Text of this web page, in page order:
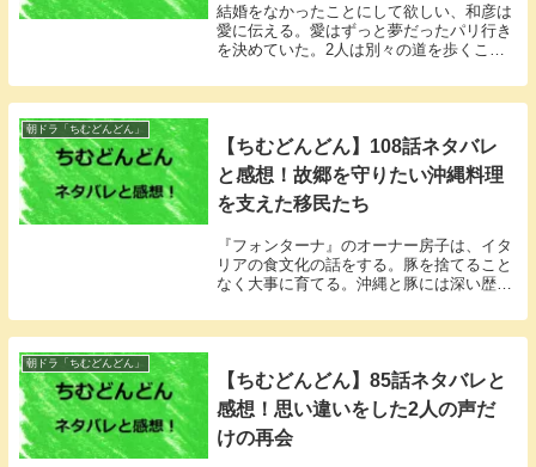
結婚をなかったことにして欲しい、和彦は
愛に伝える。愛はずっと夢だったパリ行き
を決めていた。2人は別々の道を歩くこと
朝ドラ「ちむどんどん」
【ちむどんどん】108話ネタバレ
と感想！故郷を守りたい沖縄料理
を支えた移民たち
『フォンターナ』のオーナー房子は、イタ
リアの食文化の話をする。豚を捨てること
なく大事に育てる。沖縄と豚には深い歴史
朝ドラ「ちむどんどん」
【ちむどんどん】85話ネタバレと
感想！思い違いをした2人の声だ
けの再会